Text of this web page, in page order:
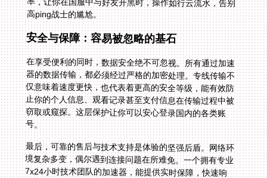
高ping战士的尴尬。
安全与保障：容易被忽略的基石
在享受便利的同时，数据安全绝不可忽视。所有通过加速
器的数据传输，都必须经过严格的加密处理。专线传输不
仅意味着速度更快，也代表着更高的安全等级，能有效防
止你的个人信息、观看记录甚至支付信息在传输过程中被
窃取或窥探。这层保护让你可以安心登录国内的各类账
号。
最后，可靠的售后与技术支持是体验的坚强后盾。网络环
境复杂多变，偶尔遇到连接问题在所难免。一个拥有专业
7x24小时技术团队的加速器，能提供实时保障，快速响
应并解决你的问题。这种即时的支持，远比一个廉价但无